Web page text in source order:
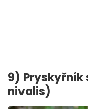
9) Pryskyřník
nivalis)